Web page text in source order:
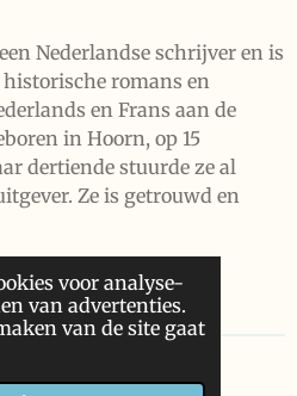
voor analyse-
van advertenties.
van de site gaat
Nederlandse schrijver en is
romans en
en Frans aan de
in Hoorn, op 15
dertiende stuurde ze al
Ze is getrouwd en